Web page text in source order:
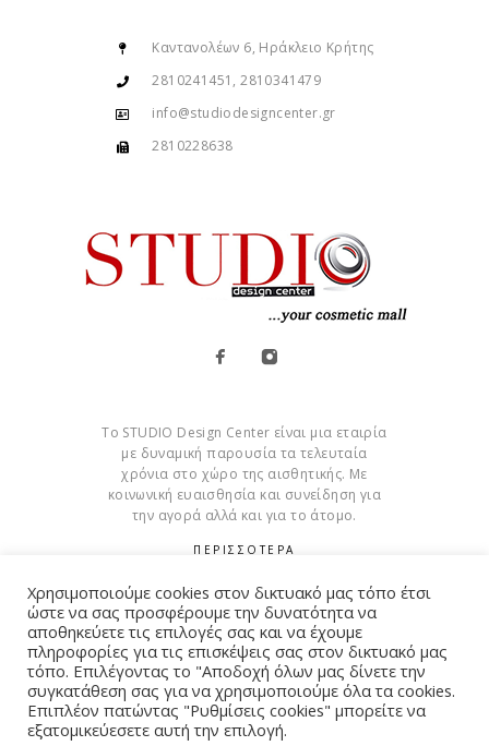
Καντανολέων 6, Ηράκλειο Κρήτης
2810241451, 2810341479
info@studiodesigncenter.gr
2810228638
Το STUDIO Design Center είναι μια εταιρία
με δυναμική παρουσία τα τελευταία
χρόνια στο χώρο της αισθητικής. Με
κοινωνική ευαισθησία και συνείδηση για
την αγορά αλλά και για το άτομο.
ΠΕΡΙΣΣΟΤΕΡΑ
Cookies
© Copyright 2015 – 2026 . All Rights Reserved. Developed By
iWorx
Χρησιμοποιούμε cookies στον δικτυακό μας τόπο έτσι
ώστε να σας προσφέρουμε την δυνατότητα να
αποθηκεύετε τις επιλογές σας και να έχουμε
πληροφορίες για τις επισκέψεις σας στον δικτυακό μας
τόπο. Επιλέγοντας το "Αποδοχή όλων μας δίνετε την
συγκατάθεση σας για να χρησιμοποιούμε όλα τα cookies.
Επιπλέον πατώντας "Ρυθμίσεις cookies" μπορείτε να
εξατομικεύεσετε αυτή την επιλογή.